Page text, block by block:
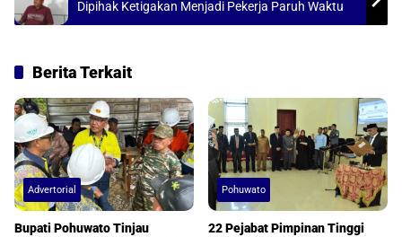
Dipihak Ketigakan Menjadi Pekerja Paruh Waktu
Berita Terkait
Advertorial
Bupati Pohuwato Tinjau
Pohuwato
22 Pejabat Pimpinan Tinggi